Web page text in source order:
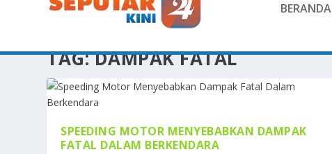
BERANDA
TAG:DAMPAK FATAL
SPEEDING MOTOR MENYEBABKAN DAMPAK
FATAL DALAM BERKENDARA